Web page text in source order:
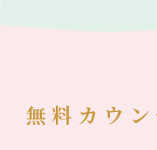
無料カウ